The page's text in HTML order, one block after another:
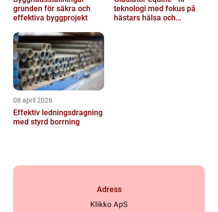
grunden för säkra och
effektiva byggprojekt
teknologi med fokus på
hästars hälsa och
08 april 2026
Effektiv ledningsdragning
med styrd borrning
Adress